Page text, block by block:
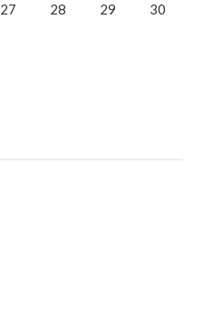
27 28 29 30